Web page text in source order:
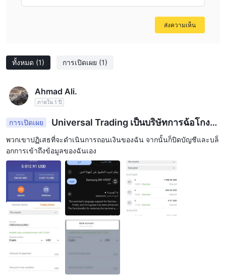
การยอมรับวิธีการชำระเงินที่หลากหลายรวมถึง PerfectMoney,
Payeer และสกุลเงินดิจิตอลหลายรายการ มอบความยืดหยุ่นในการเงิน
และธุรกรรม การมีบริการลูกค้าผ่านทางอีเมลอาจเป็นช่องทางในการ
ขาดข้อกำหนดที่ถูกต้องเกี่ยวกับความถูกต้องของโบรกเกอร์และความ
ปลอดภัยของเงินลูกค้า อาจเปิดโอกาสให้นักเทรดเผชิญกับความเสี่ยง
ความสามารถในการตัดสินใจที่มีข้อมูลเพียงพอและพัฒนากลยุทธ์การ
เทรดที่มีประสิทธิภาพ การกำหนดเปอร์เซ็นต์กำไรและช่วงเวลาที่
เกี่ยวข้องกับแผนบัญชีอาจเพิ่มความสงสัย เนื่องจากการทำนายที่
ความจริง ขาดข้อมูลเฉพาะเกี่ยวกับรายละเอียดของแพลตฟอร์มการ
เทรดเนื่องจากเว็บไซต์ที่ไม่สามารถเข้าถึงได้ สร้างความไม่แน่นอน
เกี่ยวกับคุณสมบัติและฟังก์ชันของแพลตฟอร์ม นอกจากนี้ ขาดข้อมูล
เกี่ยวกับค่าธรรมเนียมการเทรด การกระจายและค่าใช้จ่ายอื่น ๆ อาจส่ง
ผลกระทบต่อความสามารถในการประเมินค่าใช้จ่ายรวมทั้งหมดของ
การเทรด
เครื่องมือตลาด
Universal Trading นำเสนอชุดความสามารถในการซื้อขายที่หลาก
หลาย รวมถึงสกุลเงินดิจิตอลที่มีชื่อเสียง เช่น Bitcoin (BTC),
Ethereum (ETH), Ripple (XRP), และ Litecoin (LTC) สกุลเงินดิจิตอล
ทั้งหมด (1) การเปิดเผย (1)
Ahmad Ali.
ภายใน 1 ปี
การเปิดเผย
Universal Trading เป็นบริษัทการฉ้อโกงแ
ละหลอกลวง
พวกเขาปฏิเสธที่จะดำเนินการถอนเงินของฉัน จากนั้นก็ปิดบัญชีและบล็
อกการเข้าถึงข้อมูลของฉันเอง
ส่งความเห็น